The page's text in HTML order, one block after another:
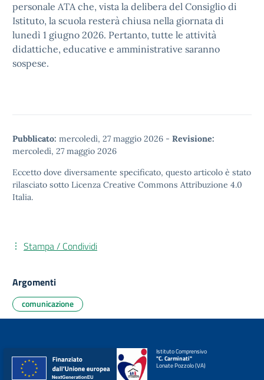
personale ATA che, vista la delibera del Consiglio di
Istituto, la scuola resterà chiusa nella giornata di
lunedì 1 giugno 2026. Pertanto, tutte le attività
didattiche, educative e amministrative saranno
sospese.
Pubblicato: mercoledì, 27 maggio 2026 - Revisione:
mercoledì, 27 maggio 2026
Eccetto dove diversamente specificato, questo articolo è stato
rilasciato sotto Licenza Creative Commons Attribuzione 4.0
Italia.
Stampa / Condividi
Argomenti
comunicazione
Istituto Comprensivo
"C. Carminati"
Lonate Pozzolo (VA)